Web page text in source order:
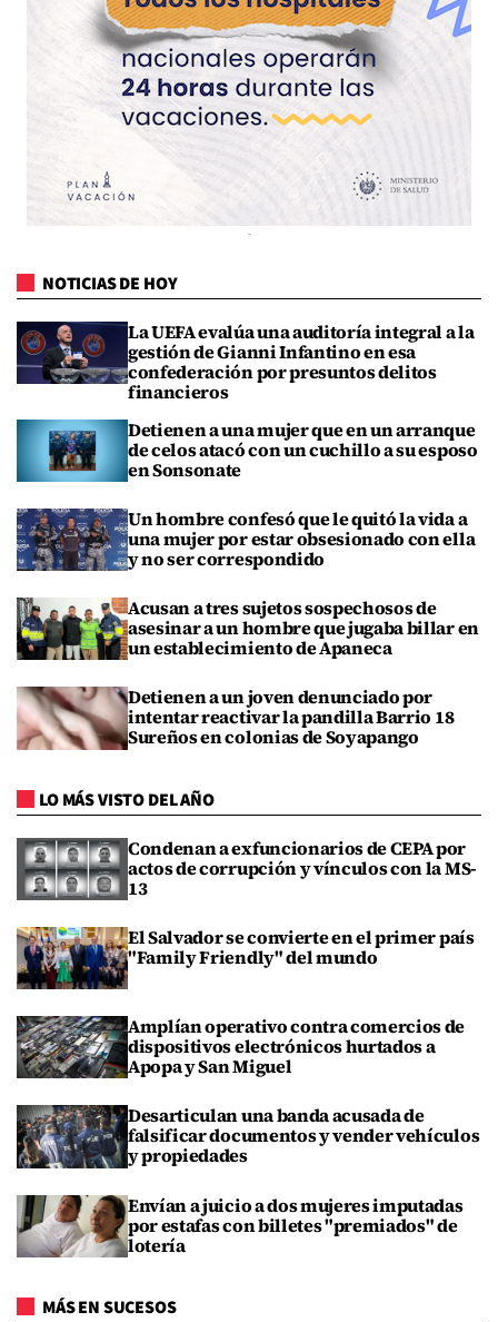
NOTICIAS DE HOY
La UEFA evalúa una auditoría integral a la
gestión de Gianni Infantino en esa
confederación por presuntos delitos
financieros
Detienen a una mujer que en un arranque
de celos atacó con un cuchillo a su esposo
en Sonsonate
Un hombre confesó que le quitó la vida a
una mujer por estar obsesionado con ella
y no ser correspondido
Acusan a tres sujetos sospechosos de
asesinar a un hombre que jugaba billar en
un establecimiento de Apaneca
Detienen a un joven denunciado por
intentar reactivar la pandilla Barrio 18
Sureños en colonias de Soyapango
LO MÁS VISTO DEL AÑO
Condenan a exfuncionarios de CEPA por
actos de corrupción y vínculos con la MS-
13
El Salvador se convierte en el primer país
"Family Friendly" del mundo
Amplían operativo contra comercios de
dispositivos electrónicos hurtados a
Apopa y San Miguel
Desarticulan una banda acusada de
falsificar documentos y vender vehículos
y propiedades
Envían a juicio a dos mujeres imputadas
por estafas con billetes "premiados" de
lotería
MÁS EN SUCESOS